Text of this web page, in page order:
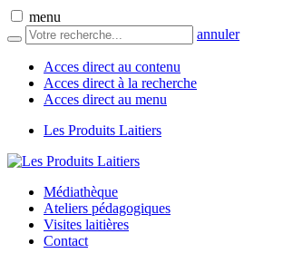
menu
annuler
Acces direct au contenu
Acces direct à la recherche
Acces direct au menu
Les Produits Laitiers
Médiathèque
Ateliers pédagogiques
Visites laitières
Contact